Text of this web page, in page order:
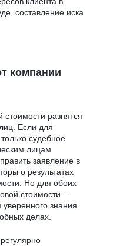
составление иска
компании
разнятся
Если для
судебное
лицам
заявление в
о результатах
Но для обоих
стоимости –
знания
делах.